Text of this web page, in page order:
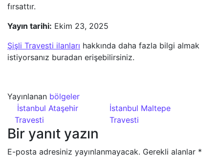
fırsattır.
Yayın tarihi: Ekim 23, 2025
Şişli Travesti ilanları hakkında daha fazla bilgi almak
istiyorsanız buradan erişebilirsiniz.
Yayınlanan bölgeler
Yazı dolaşımı
İstanbul Ataşehir
Travesti
İstanbul Maltepe
Travesti
Bir yanıt yazın
E-posta adresiniz yayınlanmayacak. Gerekli alanlar *